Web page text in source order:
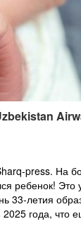
press. На
ребенок! Это
33-летия
года, что